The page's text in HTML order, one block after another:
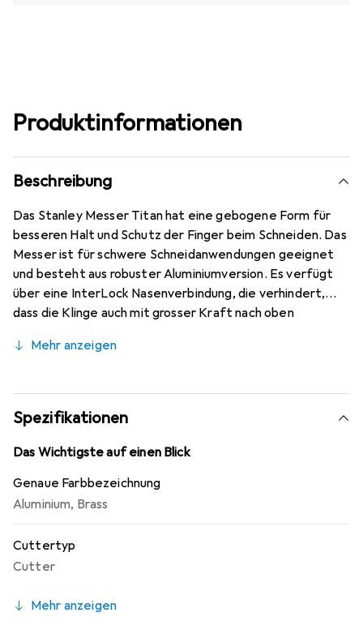
Produktinformationen
Beschreibung
Das Stanley Messer Titan hat eine gebogene Form für
besseren Halt und Schutz der Finger beim Schneiden. Das
Messer ist für schwere Schneidanwendungen geeignet
und besteht aus robuster Aluminiumversion. Es verfügt
über eine InterLock Nasenverbindung, die verhindert,
dass die Klinge auch mit grosser Kraft nach oben
den Messing-Drehknopf gewechselt und geklemmt
Ersatzklingen. Das Stanley Messer Titan wird mit drei
Klingen geliefert (Nummer 1992). Länge: 185 mm.
Mehr anzeigen
Spezifikationen
Das Wichtigste auf einen Blick
Genaue Farbbezeichnung
Aluminium, Brass
Cuttertyp
Cutter
Mehr anzeigen